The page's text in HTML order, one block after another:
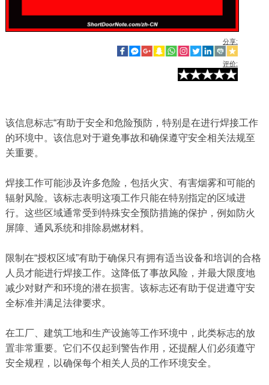
分享:
评价:
该信息标志“有助于安全和危险预防，特别是在进行焊接工作
的环境中。该信息对于避免事故和确保遵守安全相关法规至
关重要。
焊接工作可能涉及许多危险，包括火灾、有害烟雾和可能的
辐射风险。该标志表明这项工作只能在特别指定的区域进
行。这些区域通常受到特殊安全预防措施的保护，例如防火
屏障、通风系统和排除易燃材料。
限制在“授权区域”有助于确保只有拥有适当设备和培训的合格
人员才能进行焊接工作。这降低了事故风险，并最大限度地
减少对财产和环境的潜在损害。该标志还有助于促进遵守安
全标准并满足法律要求。
在工厂、建筑工地和生产设施等工作环境中，此类标志的放
置非常重要。它们不仅起到警告作用，还提醒人们必须遵守
安全规程，以确保每个相关人员的工作环境安全。